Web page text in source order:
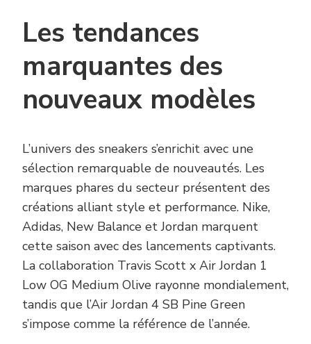
Les tendances
marquantes des
nouveaux modèles
L’univers des sneakers s’enrichit avec une
sélection remarquable de nouveautés. Les
marques phares du secteur présentent des
créations alliant style et performance. Nike,
Adidas, New Balance et Jordan marquent
cette saison avec des lancements captivants.
La collaboration Travis Scott x Air Jordan 1
Low OG Medium Olive rayonne mondialement,
tandis que l’Air Jordan 4 SB Pine Green
s’impose comme la référence de l’année.